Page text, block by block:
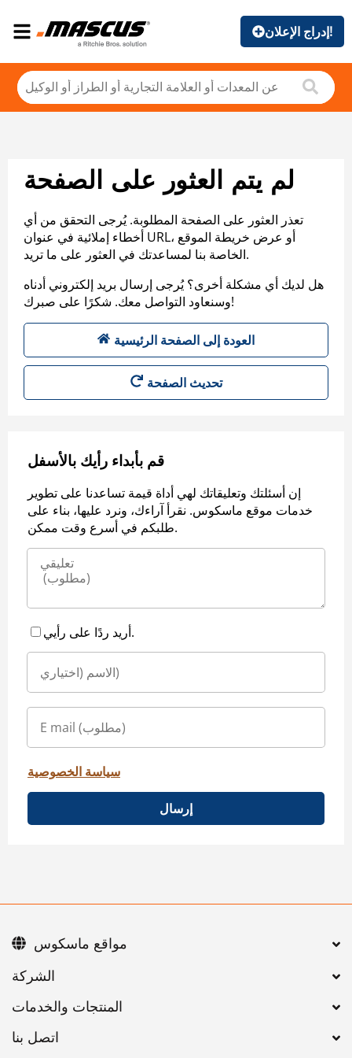
إدراج الإعلان!
لم يتم العثور على الصفحة
تعذر العثور على الصفحة المطلوبة. يُرجى التحقق من أي
أخطاء إملائية في عنوان URL، أو عرض خريطة الموقع
الخاصة بنا لمساعدتك في العثور على ما تريد.
هل لديك أي مشكلة أخرى؟ يُرجى إرسال بريد إلكتروني أدناه
وسنعاود التواصل معك. شكرًا على صبرك!
العودة إلى الصفحة الرئيسية
تحديث الصفحة
قم بأبداء رأيك بالأسفل
إن أسئلتك وتعليقاتك لهي أداة قيمة تساعدنا على تطوير
خدمات موقع ماسكوس. نقرأ آراءك، ونرد عليها، بناء على
طلبكم في أسرع وقت ممكن.
أريد ردًا على رأيي.
سياسة الخصوصية
إرسال
اتصل بنا
مواقع ماسكوس